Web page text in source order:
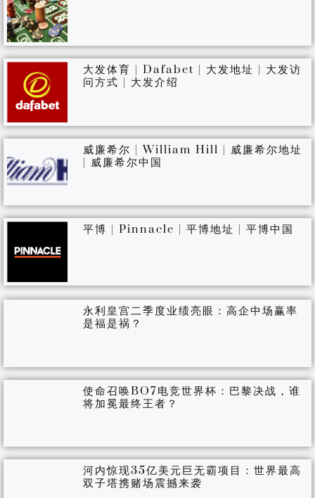
大发体育 | Dafabet | 大发地址 | 大发访
问方式 | 大发介绍
威廉希尔 | William Hill | 威廉希尔地址
| 威廉希尔中国
平博 | Pinnacle | 平博地址 | 平博中国
永利皇宫二季度业绩亮眼：高企中场赢率
是福是祸？
使命召唤BO7电竞世界杯：巴黎决战，谁
将加冕最终王者？
河内惊现35亿美元巨无霸项目：世界最高
双子塔携赌场震撼来袭